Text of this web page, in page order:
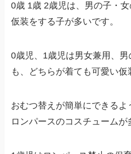
0歳 1歳 2歳児は、男の子・
仮装をする子が多いです。
0歳児、1歳児は男女兼用、
も、どちらが着ても可愛い仮
おむつ替えが簡単にできるよ
ロンパースのコスチュームが